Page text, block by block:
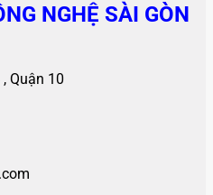
NGHỆ SÀI GÒN
Quận 10